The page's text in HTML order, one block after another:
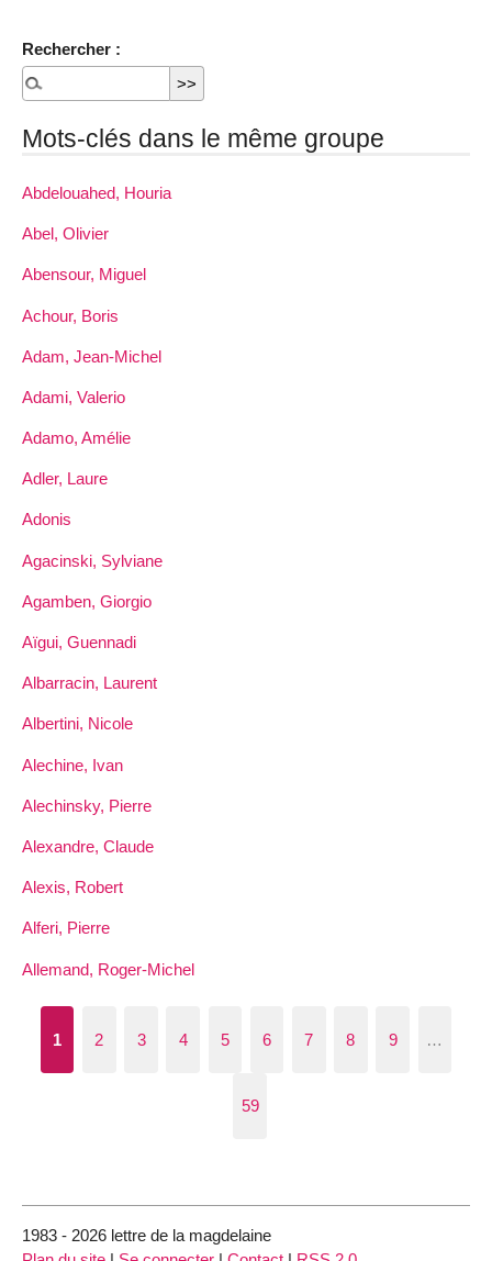
Rechercher :
Mots-clés dans le même groupe
Abdelouahed, Houria
Abel, Olivier
Abensour, Miguel
Achour, Boris
Adam, Jean-Michel
Adami, Valerio
Adamo, Amélie
Adler, Laure
Adonis
Agacinski, Sylviane
Agamben, Giorgio
Aïgui, Guennadi
Albarracin, Laurent
Albertini, Nicole
Alechine, Ivan
Alechinsky, Pierre
Alexandre, Claude
Alexis, Robert
Alferi, Pierre
Allemand, Roger-Michel
1 2 3 4 5 6 7 8 9 …
59
1983 - 2026 lettre de la magdelaine